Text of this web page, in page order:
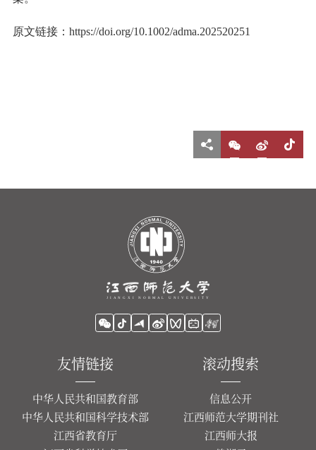
原文链接： https://doi.org/10.1002/adma.202520251
友情链接
中华人民共和国教育部
中华人民共和国科学技术部
江西省教育厅
滚动搜索
信息公开
江西师范大学期刊社
江西师大报